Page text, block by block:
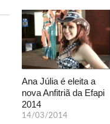
Ana Júlia é eleita a
nova Anfitriã da Efapi
2014
14/03/2014